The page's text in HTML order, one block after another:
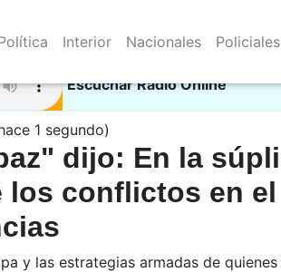
Interior Nacionales Policiales
Escuchar Radio Online
1 segundo)
dijo: En la
los conflictos en
y las estrategias armadas de